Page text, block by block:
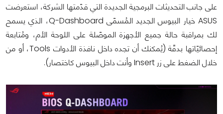
على جانب التحديثات البرمجية الجديدة التي قدّمتها الشركة، استعرضت
ASUS خيار البيوس الجديد المُسمّى Q-Dashboard، الذي يسمح
لك بمراقبة حالة جميع الأجهزة الموصّلة على اللوحة الأم، ومُتابعة
إحصائيّاتها بدقّة (يُمكنك أن تجده داخل نافذة الأدوات Tools، أو من
خلال الضغط على زر Insert وأنت داخل البيوس كاختصار).